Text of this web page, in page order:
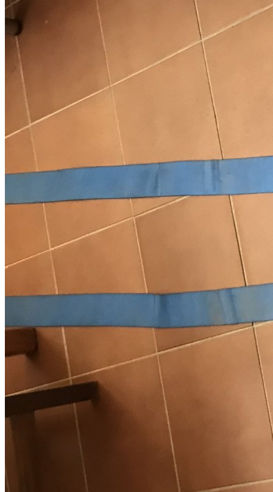
Se venden dos arneses de seis puntos recién caducados completos
en muy buen estado precio 100 euros los dos 616040902 madrid